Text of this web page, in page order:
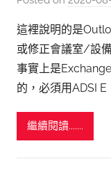
這裡說明的是
或修正會議室/設
事實上是
的，必須用ADSI E
繼續閱讀.......